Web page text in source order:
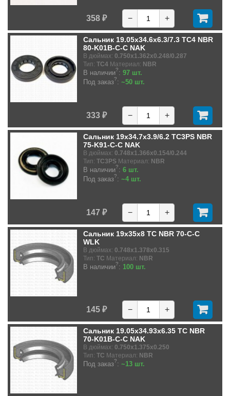
358 ₽ − +
Сальник 19.05x34.6x6.3/7.3 TC4 NBR
80-K01B-C-C NAK
В дюймах: 0.750x1.362x0.248/0.287
Тип: TC4 Материал: NBR
В наличии?: 97 шт.
Под заказ?: ~50 шт.
333 ₽ − +
Сальник 19x34.7x3.9/6.2 TC3PS NBR
75-K91-C-C NAK
В дюймах: 0.748x1.366x0.154/0.244
Тип: TC3PS Материал: NBR
В наличии?: 6 шт.
Под заказ?: ~4 шт.
147 ₽ − +
Сальник 19x35x8 TC NBR 70-C-C
WLK
В дюймах: 0.748x1.378x0.315
Тип: TC Материал: NBR
В наличии?: 100 шт.
145 ₽ − +
Сальник 19.05x34.93x6.35 TC NBR
70-K01B-C-C NAK
В дюймах: 0.750x1.375x0.250
Тип: TC Материал: NBR
Под заказ?: ~13 шт.